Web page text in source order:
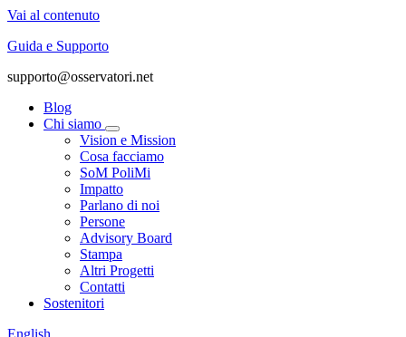
Vai al contenuto
Guida e Supporto
supporto@osservatori.net
Blog
Chi siamo
Vision e Mission
Cosa facciamo
SoM PoliMi
Impatto
Parlano di noi
Persone
Advisory Board
Stampa
Altri Progetti
Contatti
Sostenitori
English